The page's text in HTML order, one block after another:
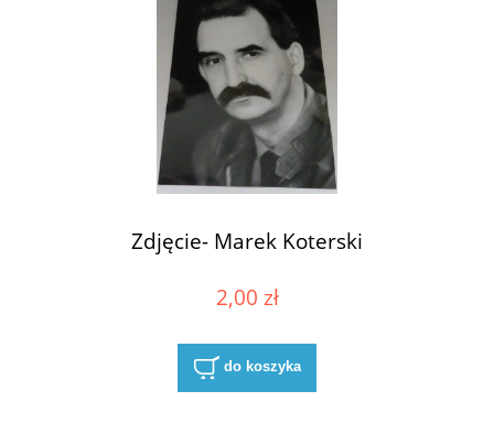
Zdjęcie- Marek Koterski
2,00 zł
do koszyka